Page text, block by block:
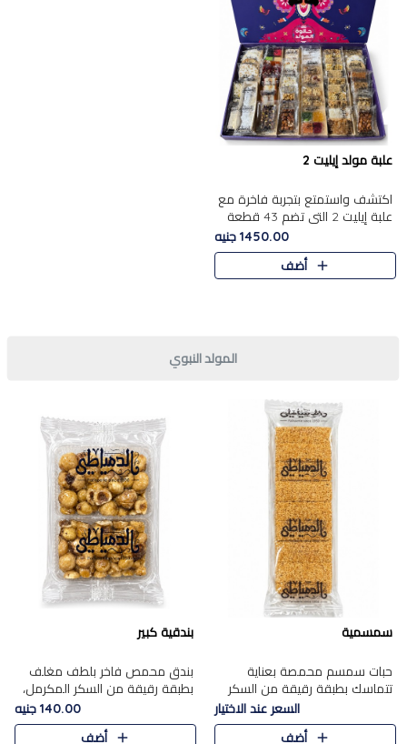
علبة مولد إيليت 2
اكتشف واستمتع بتجربة فاخرة مع
علبة إيليت 2 التي تضم 43 قطعة
تشكيلة من أرقى حلويات المولد
الشرقية المصرية الأصيلة ,معروضة
بشكل جميل في علبة أ..
1450.00 جنيه
أضف
المولد النبوي
سمسمية
حبات سمسم محمصة بعناية
تتماسك بطبقة رقيقة من السكر
المكرمل، لتقدم طعم السمسم
المميز وقرمشتة التي ارتبطت ببهجة
المولد عبر الأجيال.
السعر عند الاختيار
أضف
بندقية كبير
بندق محمص فاخر بلطف مغلف
بطبقة رقيقة من السكر المكرمل،
يجمع بين النكهة الغنية ناتي
والقرمشة الراقية المرضية في
حلوى شرقية أنيقه بطابع مميز.
140.00 جنيه
أضف